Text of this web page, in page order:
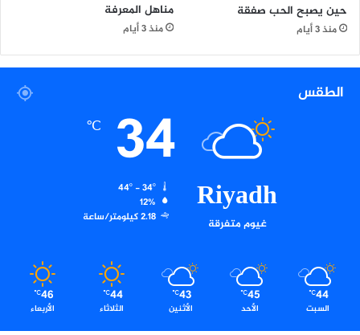
حين يصبح الحب صفقة
منذ 3 أيام
مناهل المعرفة
منذ 3 أيام
الطقس
Riyadh
غيوم متفرقة
34
℃
12%
2.18 كيلومتر/ساعة
44
℃
السبت
45
℃
الأحد
43
℃
الأثنين
44
℃
الثلاثاء
46
℃
الأربعاء